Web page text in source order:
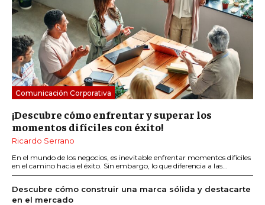
Comunicación Corporativa
¡Descubre cómo enfrentar y superar los
momentos difíciles con éxito!
Ricardo Serrano
En el mundo de los negocios, es inevitable enfrentar momentos difíciles
en el camino hacia el éxito. Sin embargo, lo que diferencia a las...
Descubre cómo construir una marca sólida y destacarte
en el mercado